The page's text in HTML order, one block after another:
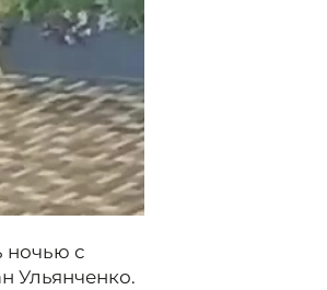
ночью с
Ульянченко.